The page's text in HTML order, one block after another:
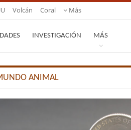
Volcán Coral Más
INVESTIGACIÓN MÁS
ANIMAL